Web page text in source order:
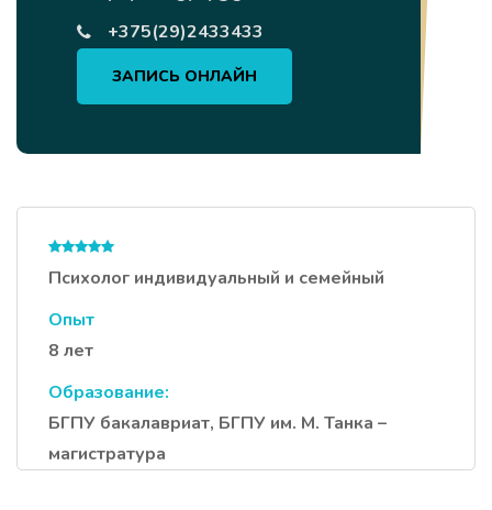
+375(29)2433433
ЗАПИСЬ ОНЛАЙН
Психолог индивидуальный и семейный
Опыт
8 лет
Образование:
БГПУ бакалавриат, БГПУ им. М. Танка –
магистратура